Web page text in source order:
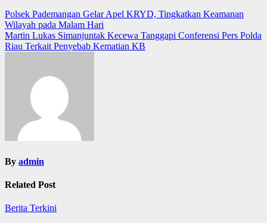
Post
navigation
Polsek Pademangan Gelar Apel KRYD, Tingkatkan Keamanan
Wilayah pada Malam Hari
Martin Lukas Simanjuntak Kecewa Tanggapi Conferensi Pers Polda
Riau Terkait Penyebab Kematian KB
By admin
Related Post
Berita Terkini